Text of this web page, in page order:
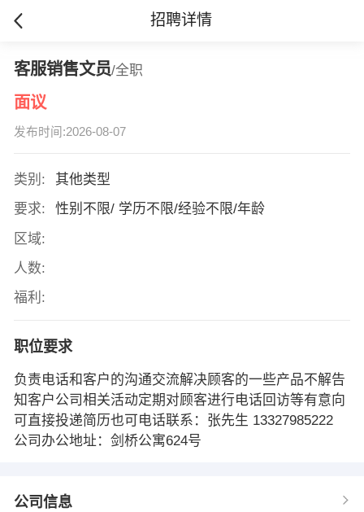
招聘详情
客服销售文员/全职
面议
发布时间:2026-08-07
类别:
其他类型
要求:
性别不限/ 学历不限/经验不限/年龄
区域:
人数:
福利:
职位要求
负责电话和客户的沟通交流解决顾客的一些产品不解告
知客户公司相关活动定期对顾客进行电话回访等有意向
可直接投递简历也可电话联系：张先生 13327985222
公司办公地址：剑桥公寓624号
公司信息